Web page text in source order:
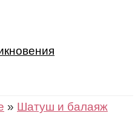
» Шатуш и балаяж